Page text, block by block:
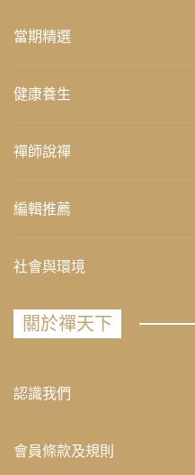
當期精選
健康養生
禪師說禪
編輯推薦
社會與環境
關於禪天下
認識我們
會員條款及規則